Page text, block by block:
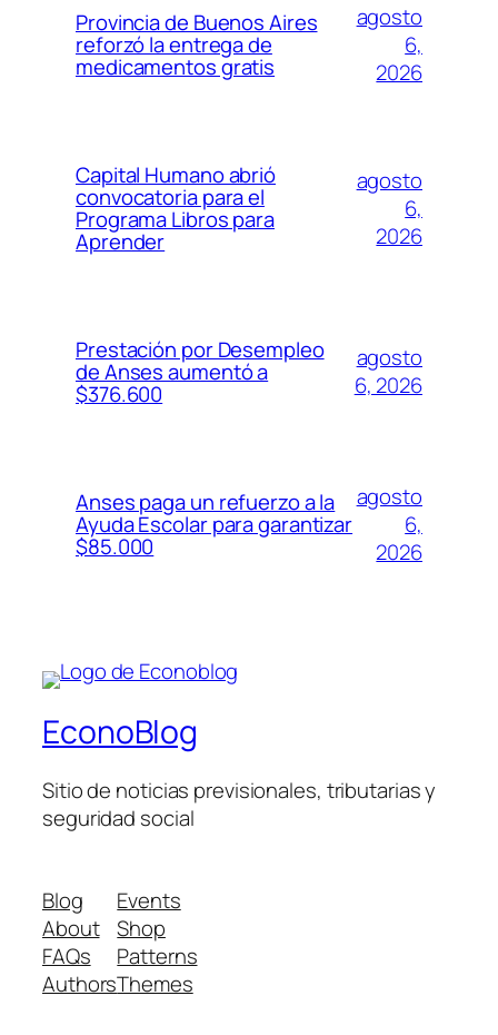
Provincia de Buenos Aires
reforzó la entrega de
medicamentos gratis
agosto
6,
2026
Capital Humano abrió
convocatoria para el
Programa Libros para
Aprender
agosto
6,
2026
Prestación por Desempleo
de Anses aumentó a
$376.600
agosto
6, 2026
Anses paga un refuerzo a la
Ayuda Escolar para garantizar
$85.000
agosto
6,
2026
EconoBlog
Sitio de noticias previsionales, tributarias y
seguridad social
Blog
About
FAQs
Authors
Events
Shop
Patterns
Themes